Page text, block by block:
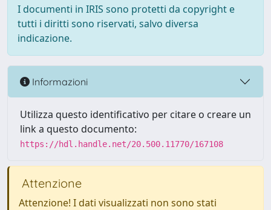
I documenti in IRIS sono protetti da copyright e
tutti i diritti sono riservati, salvo diversa
indicazione.
Informazioni
Utilizza questo identificativo per citare o creare un
link a questo documento:
https://hdl.handle.net/20.500.11770/167108
Attenzione
Attenzione! I dati visualizzati non sono stati